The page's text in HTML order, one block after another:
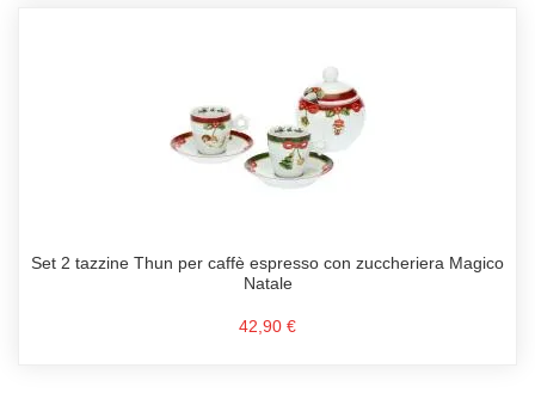
Set 2 tazzine Thun per caffè espresso con zuccheriera Magico
Natale
42,90 €